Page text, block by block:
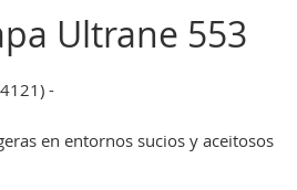
Ultrane 553
-
en entornos sucios y aceitosos